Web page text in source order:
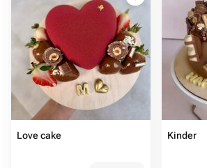
Love cake ️ Kinder